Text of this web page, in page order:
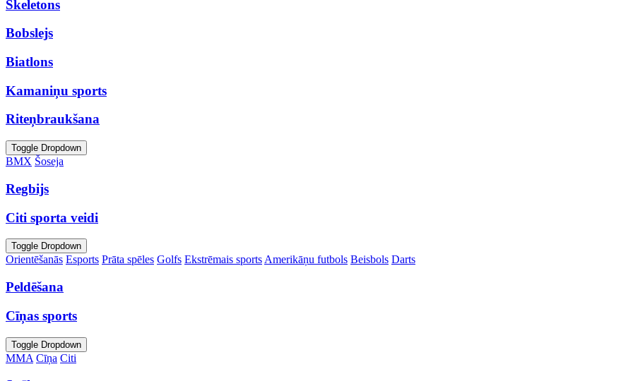
Skeletons
Bobslejs
Biatlons
Kamaniņu sports
Riteņbraukšana
Toggle Dropdown
BMX Šoseja
Regbijs
Citi sporta veidi
Toggle Dropdown
Orientēšanās Esports Prāta spēles Golfs Ekstrēmais sports Amerikāņu futbols Beisbols Darts
Peldēšana
Cīņas sports
Toggle Dropdown
MMA Cīņa Citi